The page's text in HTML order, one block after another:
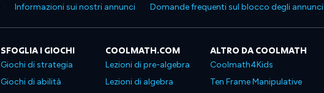
Informazioni sui nostri annunci Domande frequenti sul blocco degli annunci
SFOGLIA I GIOCHI
Giochi di strategia
Giochi di abilità
COOLMATH.COM
Lezioni di pre-algebra
Lezioni di algebra
ALTRO DA COOLMATH
Coolmath4Kids
Ten Frame Manipulative